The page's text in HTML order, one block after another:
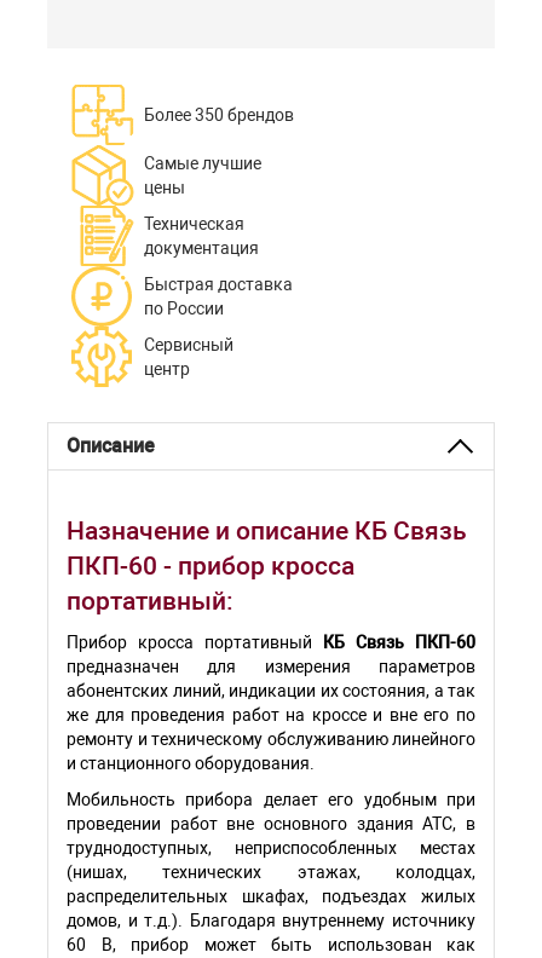
Более 350 брендов
Самые лучшие
цены
Техническая
документация
Быстрая доставка
по России
Сервисный
центр
Описание
Назначение и описание КБ Связь
ПКП-60 - прибор кросса
портативный:
Прибор кросса портативный
КБ Связь ПКП-60
предназначен для измерения параметров
абонентских линий, индикации их состояния, а так
же для проведения работ на кроссе и вне его по
ремонту и техническому обслуживанию линейного
и станционного оборудования.
Мобильность прибора делает его удобным при
проведении работ вне основного здания АТС, в
труднодоступных, неприспособленных местах
(нишах, технических этажах, колодцах,
распределительных шкафах, подъездах жилых
домов, и т.д.). Благодаря внутреннему источнику
60 В, прибор может быть использован как